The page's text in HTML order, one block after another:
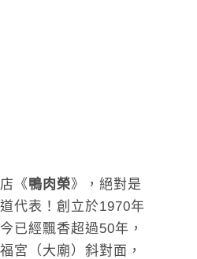
《鴨肉榮》，絕對是
代表！創立於1970年
已經飄香超過50年，
宮（大廟）斜對面，